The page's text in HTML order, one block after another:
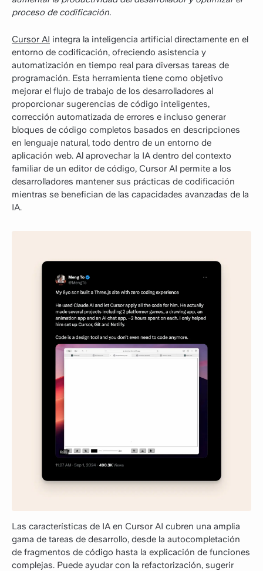
proceso de codificación.
Cursor AI integra la inteligencia artificial directamente en el
entorno de codificación, ofreciendo asistencia y
automatización en tiempo real para diversas tareas de
programación. Esta herramienta tiene como objetivo
mejorar el flujo de trabajo de los desarrolladores al
proporcionar sugerencias de código inteligentes,
corrección automatizada de errores e incluso generar
bloques de código completos basados en descripciones
en lenguaje natural, todo dentro de un entorno de
aplicación web. Al aprovechar la IA dentro del contexto
familiar de un editor de código, Cursor AI permite a los
desarrolladores mantener sus prácticas de codificación
mientras se benefician de las capacidades avanzadas de la
IA.
Las características de IA en Cursor AI cubren una amplia
gama de tareas de desarrollo, desde la autocompletación
de fragmentos de código hasta la explicación de funciones
complejas. Puede ayudar con la refactorización, sugerir